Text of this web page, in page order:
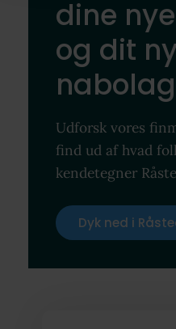
dine
og dit
nabolag
Udforsk vores
find ud af hvad
kendetegner
Dyk ned i